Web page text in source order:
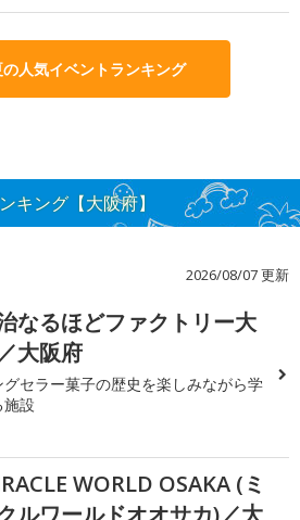
人気イベントランキング
キング【大阪府】
2026/08/07 更新
なるほどファクトリー大
大阪府
グセラー菓子の歴史を楽しみながら学
施設
WORLD OSAKA (ミ